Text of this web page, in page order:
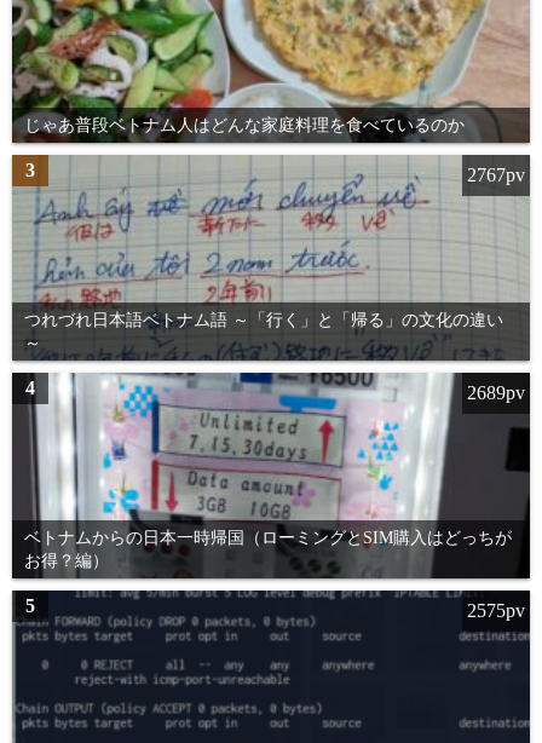
じゃあ普段ベトナム人はどんな家庭料理を食べているのか
3
つれづれ日本語ベトナム語 ～「行く」と「帰る」の文化の違い
～
2767pv
4
ベトナムからの日本一時帰国（ローミングとSIM購入はどっちが
お得？編）
2689pv
5 2575pv